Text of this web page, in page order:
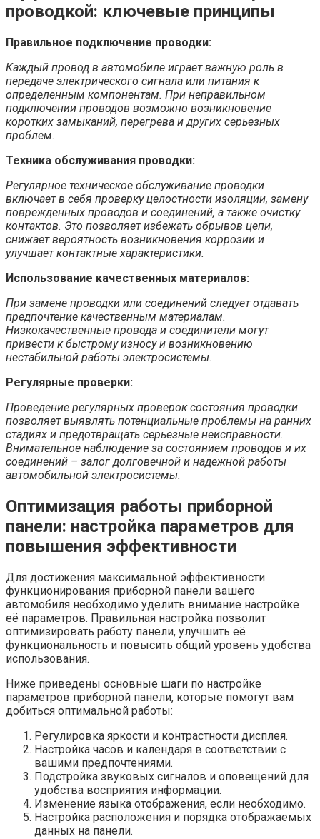
проводкой: ключевые принципы
Правильное подключение проводки:
Каждый провод в автомобиле играет важную роль в
передаче электрического сигнала или питания к
определенным компонентам. При неправильном
подключении проводов возможно возникновение
коротких замыканий, перегрева и других серьезных
проблем.
Техника обслуживания проводки:
Регулярное техническое обслуживание проводки
включает в себя проверку целостности изоляции, замену
поврежденных проводов и соединений, а также очистку
контактов. Это позволяет избежать обрывов цепи,
снижает вероятность возникновения коррозии и
улучшает контактные характеристики.
Использование качественных материалов:
При замене проводки или соединений следует отдавать
предпочтение качественным материалам.
Низкокачественные провода и соединители могут
привести к быстрому износу и возникновению
нестабильной работы электросистемы.
Регулярные проверки:
Проведение регулярных проверок состояния проводки
позволяет выявлять потенциальные проблемы на ранних
стадиях и предотвращать серьезные неисправности.
Внимательное наблюдение за состоянием проводов и их
соединений – залог долговечной и надежной работы
автомобильной электросистемы.
Оптимизация работы приборной
панели: настройка параметров для
повышения эффективности
Для достижения максимальной эффективности
функционирования приборной панели вашего
автомобиля необходимо уделить внимание настройке
её параметров. Правильная настройка позволит
оптимизировать работу панели, улучшить её
функциональность и повысить общий уровень удобства
использования.
Ниже приведены основные шаги по настройке
параметров приборной панели, которые помогут вам
добиться оптимальной работы:
Регулировка яркости и контрастности дисплея.
Настройка часов и календаря в соответствии с
вашими предпочтениями.
Подстройка звуковых сигналов и оповещений для
удобства восприятия информации.
Изменение языка отображения, если необходимо.
Настройка расположения и порядка отображаемых
данных на панели.